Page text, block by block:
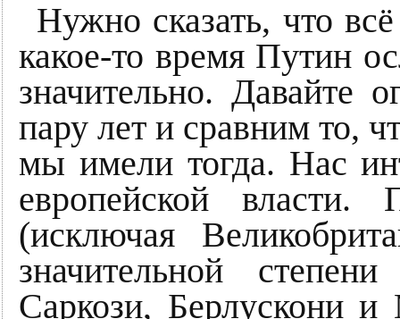
Нужно сказать, что
какое-то время Путин
значительно. Давайте
пару лет и сравним то,
мы имели тогда. Нас
европейской
(исключая
значительной
Саркози, Берлускони и